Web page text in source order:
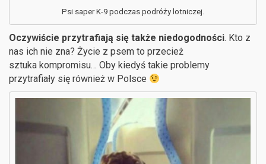
Psi saper K-9 podczas podróży lotniczej.
Oczywiście przytrafiają się także niedogodności. Kto z
nas ich nie zna? Życie z psem to przecież
sztuka kompromisu… Oby kiedyś takie problemy
przytrafiały się również w Polsce